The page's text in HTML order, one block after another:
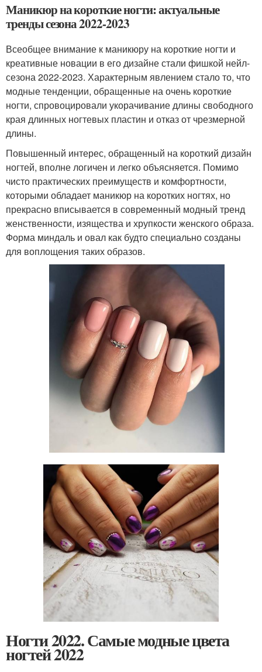
Маникюр на короткие ногти: актуальные
тренды сезона 2022-2023
Всеобщее внимание к маникюру на короткие ногти и
креативные новации в его дизайне стали фишкой нейл-
сезона 2022-2023. Характерным явлением стало то, что
модные тенденции, обращенные на очень короткие
ногти, спровоцировали укорачивание длины свободного
края длинных ногтевых пластин и отказ от чрезмерной
длины.
Повышенный интерес, обращенный на короткий дизайн
ногтей, вполне логичен и легко объясняется. Помимо
чисто практических преимуществ и комфортности,
которыми обладает маникюр на коротких ногтях, но
прекрасно вписывается в современный модный тренд
женственности, изящества и хрупкости женского образа.
Форма миндаль и овал как будто специально созданы
для воплощения таких образов.
Ногти 2022. Самые модные цвета
ногтей 2022